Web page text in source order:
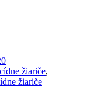
žiariče,
žiariče